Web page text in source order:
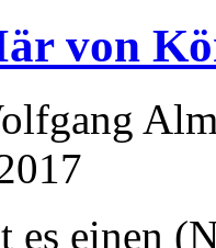
von
es einen